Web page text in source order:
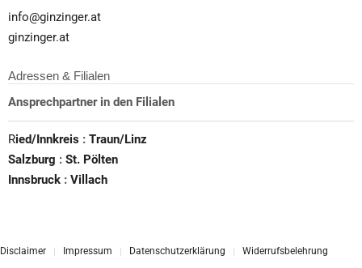
info@ginzinger.at
ginzinger.at
Adressen & Filialen
Ansprechpartner in den Filialen
Ried/Innkreis : Traun/Linz
Salzburg : St. Pölten
Innsbruck : Villach
Disclaimer Impressum Datenschutzerklärung Widerrufsbelehrung